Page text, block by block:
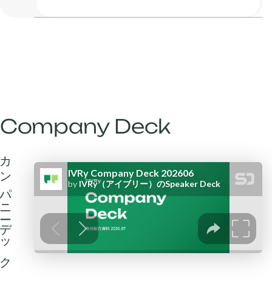
Company Deck
デック